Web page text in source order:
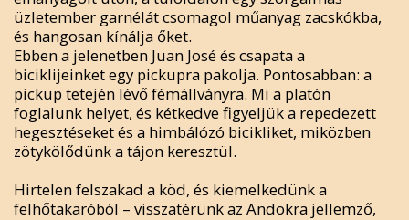
üzletember garnélát csomagol műanyag zacskókba,
és hangosan kínálja őket.
Ebben a jelenetben Juan José és csapata a
biciklijeinket egy pickupra pakolja. Pontosabban: a
pickup tetején lévő fémállványra. Mi a platón
foglalunk helyet, és kétkedve figyeljük a repedezett
hegesztéseket és a himbálózó bicikliket, miközben
zötykölődünk a tájon keresztül.
Hirtelen felszakad a köd, és kiemelkedünk a
felhőtakaróból – visszatérünk az Andokra jellemző,